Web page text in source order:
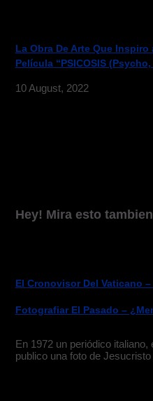
La Obra De Arte Que
Película “PSICOSIS (Psycho,
10 August, 2022
Hey! Mira esto
El Cronovisor Del Vaticano
Fotografiar El Pasado –
En 1972 un periódico italiano,
publico una foto de